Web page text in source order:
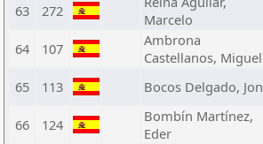
63 272
Marcelo
64 107
Ambrona
Castellanos, Miguel
65 113 Bocos Delgado, Jon
66 124
Bombín Martínez,
Eder